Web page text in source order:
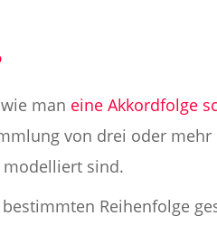
man eine Akkordfolge
von drei oder mehr
sind.
Reihenfolge